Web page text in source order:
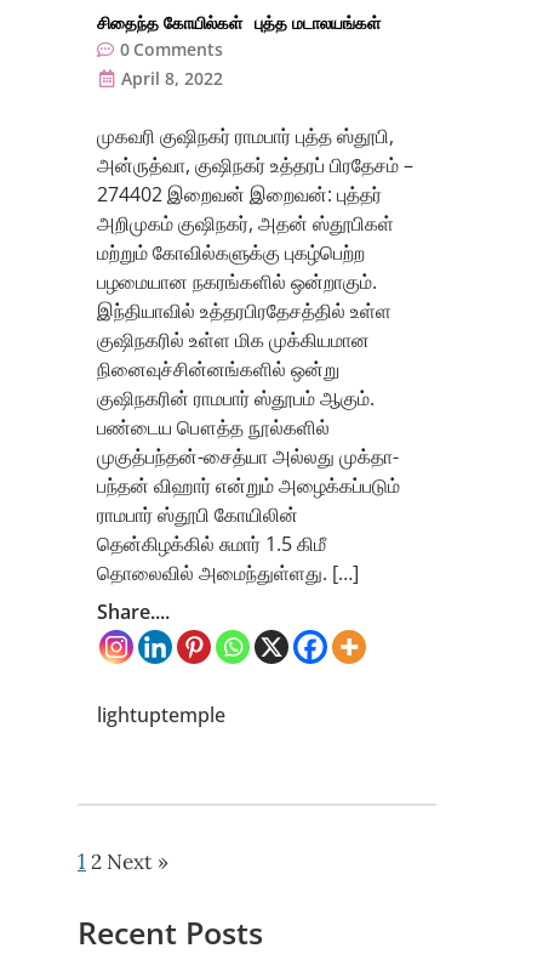
சிதைந்த கோயில்கள் புத்த மடாலயங்கள்
0 Comments
April 8, 2022
முகவரி குஷிநகர் ராமபார் புத்த ஸ்தூபி,
அன்ருத்வா, குஷிநகர் உத்தரப் பிரதேசம் –
274402 இறைவன் இறைவன்: புத்தர்
அறிமுகம் குஷிநகர், அதன் ஸ்தூபிகள்
மற்றும் கோவில்களுக்கு புகழ்பெற்ற
பழமையான நகரங்களில் ஒன்றாகும்.
இந்தியாவில் உத்தரபிரதேசத்தில் உள்ள
குஷிநகரில் உள்ள மிக முக்கியமான
நினைவுச்சின்னங்களில் ஒன்று
குஷிநகரின் ராமபார் ஸ்தூபம் ஆகும்.
பண்டைய பௌத்த நூல்களில்
முகுத்பந்தன்-சைத்யா அல்லது முக்தா-
பந்தன் விஹார் என்றும் அழைக்கப்படும்
ராமபார் ஸ்தூபி கோயிலின்
தென்கிழக்கில் சுமார் 1.5 கிமீ
தொலைவில் அமைந்துள்ளது. […]
Share....
lightuptemple
1 2 Next »
Recent Posts